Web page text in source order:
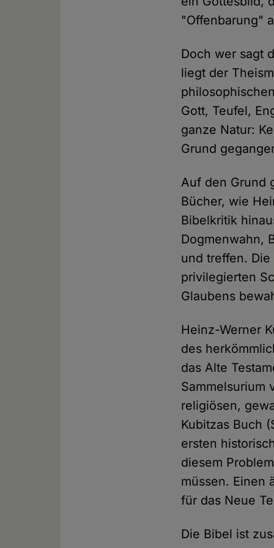
"Offenbarung"
Doch wer sagt
liegt der
Gott, Teufel,
ganze Natur:
Grund
Auf den Grund
Bücher, wie
Bibelkritik
Dogmenwahn,
und treffen.
privilegierten
Glaubens
Heinz-Werner
des
das Alte
Sammelsurium
religiösen,
Kubitzas Buch
ersten
diesem
müssen. Einen
für das Neue
Die Bibel ist